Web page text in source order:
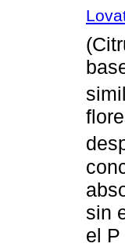
sin
el P